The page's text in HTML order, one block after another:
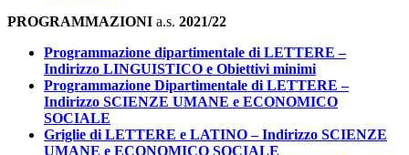
PROGRAMMAZIONI a.s. 2021/22
Programmazione dipartimentale di LETTERE –
Indirizzo LINGUISTICO e Obiettivi minimi
Programmazione Dipartimentale di LETTERE –
Indirizzo SCIENZE UMANE e ECONOMICO
SOCIALE
Griglie di LETTERE e LATINO – Indirizzo SCIENZE
UMANE e ECONOMICO SOCIALE